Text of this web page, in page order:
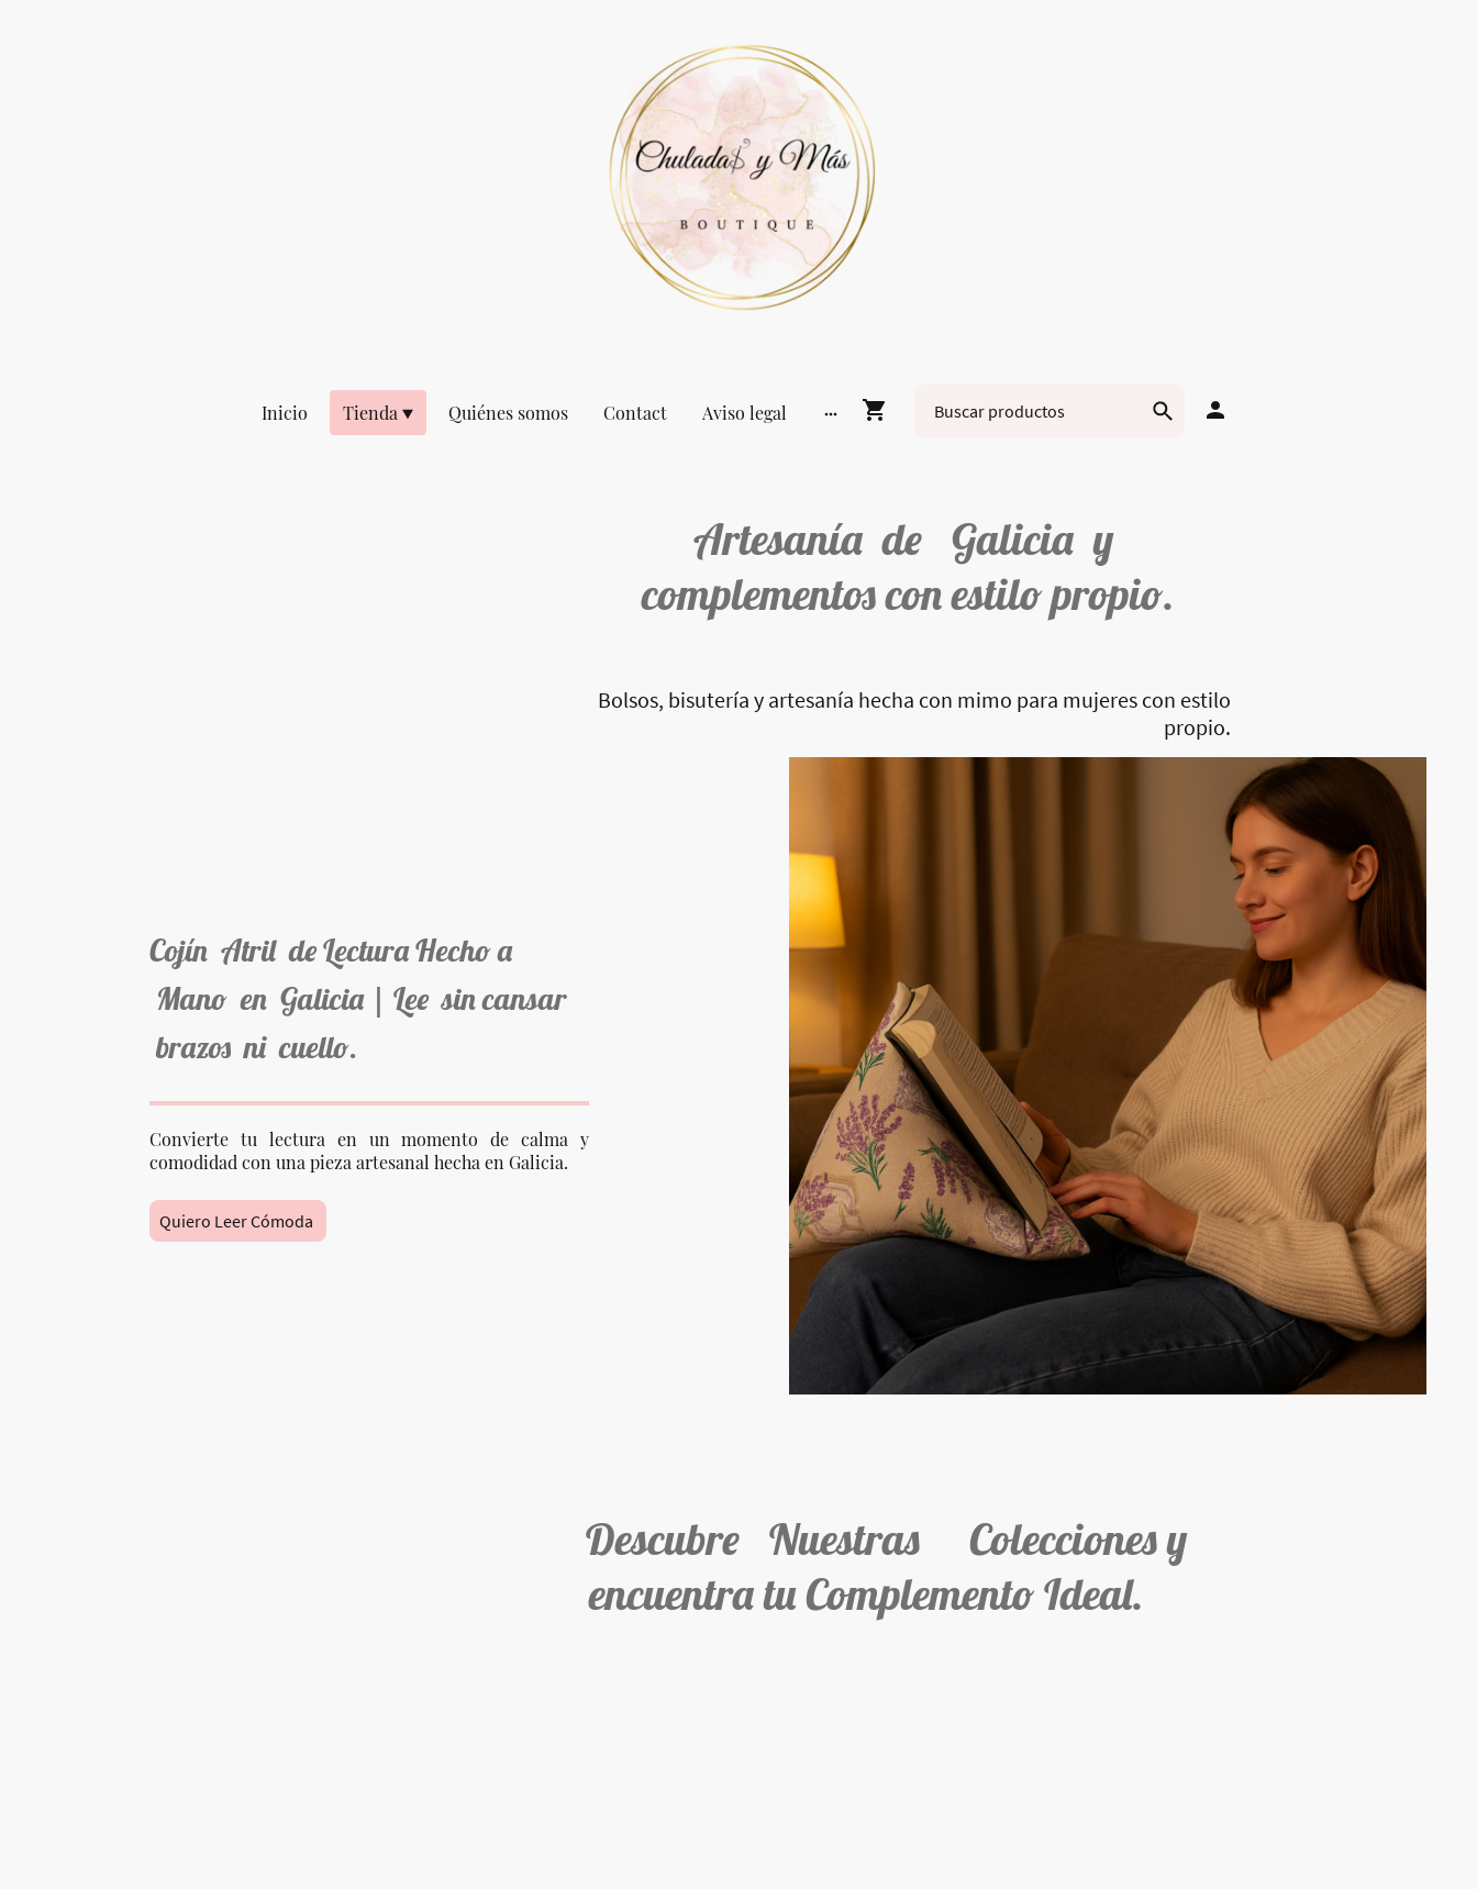
Inicio Tienda Quiénes somos Contact Aviso legal
Artesanía de Galicia y
complementos con estilo propio.
Bolsos, bisutería y artesanía hecha con mimo para mujeres con estilo
propio.
Cojín Atril de Lectura Hecho a
Mano en Galicia | Lee sin cansar
brazos ni cuello.
Convierte tu lectura en un momento de calma y
comodidad con una pieza artesanal hecha en Galicia.
Quiero Leer Cómoda
Descubre Nuestras Colecciones y
encuentra tu Complemento Ideal.